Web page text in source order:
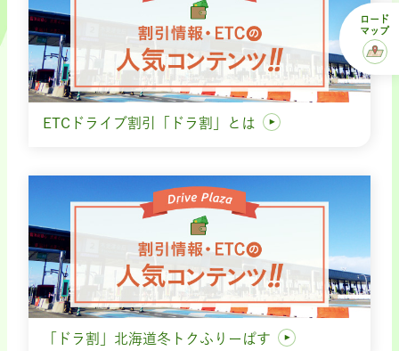
ETCドライブ割引「ドラ割」とは
「ドラ割」北海道冬トクふりーぱす
ロード
マップ